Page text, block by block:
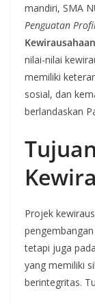
mandiri, SMA
Penguatan
Kewirausahaan
nilai-nilai
memiliki
sosial, dan
berlandaskan
Projek
tetapi juga
yang memiliki
berintegritas.